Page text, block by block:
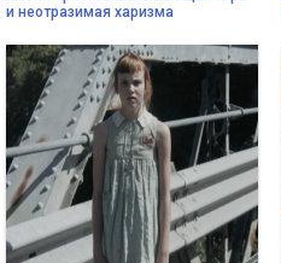
и неотразимая харизма